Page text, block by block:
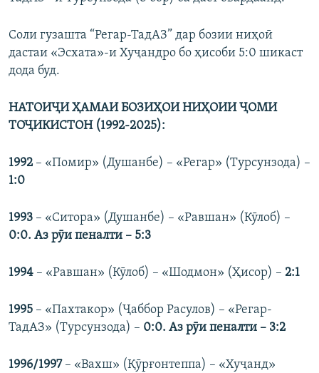
Соли гузашта “Регар-ТадАЗ” дар бозии ниҳоӣ
дастаи «Эсхата»-и Хуҷандро бо ҳисоби 5:0 шикаст
дода буд.
НАТОИҶИ ҲАМАИ БОЗИҲОИ НИҲОИИ ҶОМИ
ТОҶИКИСТОН (1992-2025):
1992 – «Помир» (Душанбе) – «Регар» (Турсунзода) –
1:0
1993 – «Ситора» (Душанбе) – «Равшан» (Кӯлоб) –
0:0. Аз рӯи пеналти – 5:3
1994 – «Равшан» (Кӯлоб) – «Шодмон» (Ҳисор) – 2:1
1995 – «Пахтакор» (Ҷаббор Расулов) – «Регар-
ТадАЗ» (Турсунзода) – 0:0. Аз рӯи пеналти – 3:2
1996/1997 – «Вахш» (Қӯрғонтеппа) – «Хуҷанд»